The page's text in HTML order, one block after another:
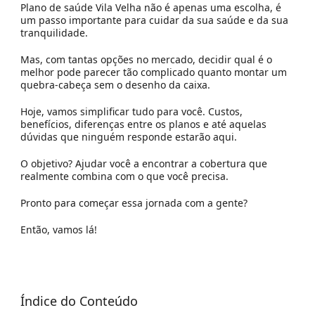
Plano de saúde Vila Velha não é apenas uma escolha, é
um passo importante para cuidar da sua saúde e da sua
tranquilidade.
Mas, com tantas opções no mercado, decidir qual é o
melhor pode parecer tão complicado quanto montar um
quebra-cabeça sem o desenho da caixa.
Hoje, vamos simplificar tudo para você. Custos,
benefícios, diferenças entre os planos e até aquelas
dúvidas que ninguém responde estarão aqui.
O objetivo? Ajudar você a encontrar a cobertura que
realmente combina com o que você precisa.
Pronto para começar essa jornada com a gente?
Então, vamos lá!
Índice do Conteúdo